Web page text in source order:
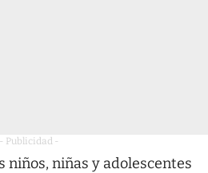
- Publicidad -
niños, niñas y adolescentes